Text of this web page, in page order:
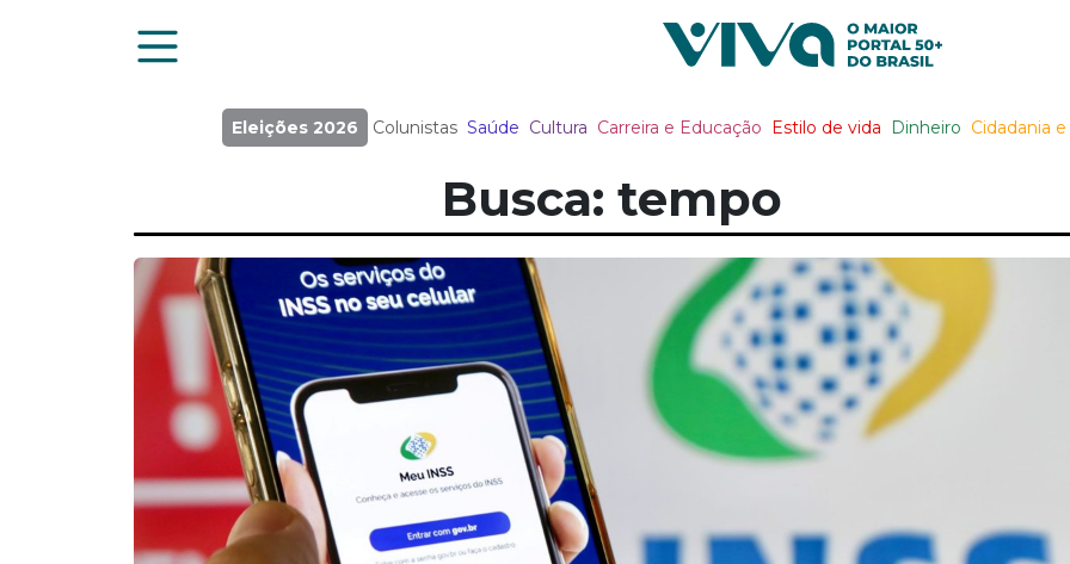
Eleições 2026 Colunistas Saúde Cultura Carreira e Educação Estilo de vida Dinheiro Cidadania
Busca: tempo